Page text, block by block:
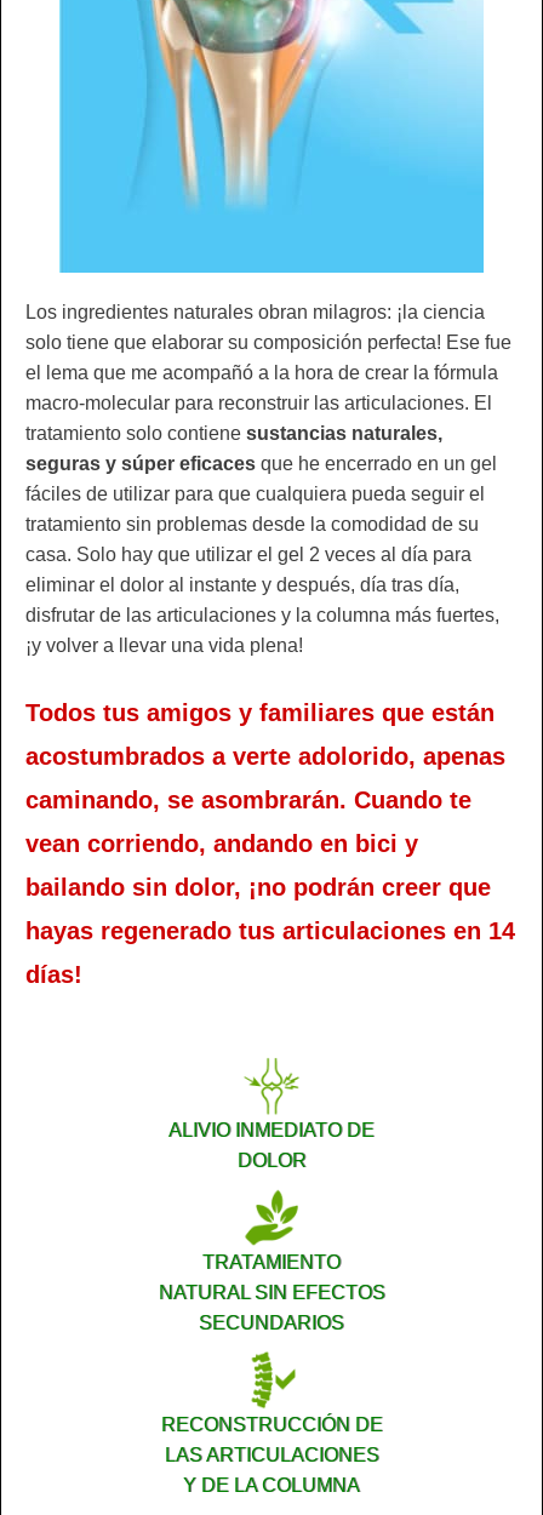
Los ingredientes naturales obran milagros: ¡la ciencia
solo tiene que elaborar su composición perfecta! Ese fue
el lema que me acompañó a la hora de crear la fórmula
macro-molecular para reconstruir las articulaciones. El
tratamiento solo contiene sustancias naturales,
seguras y súper eficaces que he encerrado en un gel
fáciles de utilizar para que cualquiera pueda seguir el
tratamiento sin problemas desde la comodidad de su
casa. Solo hay que utilizar el gel 2 veces al día para
eliminar el dolor al instante y después, día tras día,
disfrutar de las articulaciones y la columna más fuertes,
¡y volver a llevar una vida plena!
Todos tus amigos y familiares que están
acostumbrados a verte adolorido, apenas
caminando, se asombrarán. Cuando te
vean corriendo, andando en bici y
bailando sin dolor, ¡no podrán creer que
hayas regenerado tus articulaciones en 14
días!
ALIVIO INMEDIATO DE
DOLOR
TRATAMIENTO
NATURAL SIN EFECTOS
SECUNDARIOS
RECONSTRUCCIÓN DE
LAS ARTICULACIONES
Y DE LA COLUMNA